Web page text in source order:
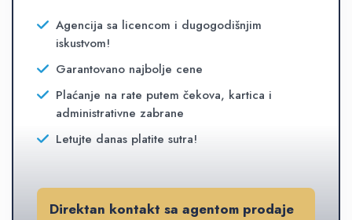
Agencija sa licencom i dugogodišnjim
iskustvom!
Garantovano najbolje cene
Plaćanje na rate putem čekova, kartica i
administrativne zabrane
Letujte danas platite sutra!
Direktan kontakt sa agentom prodaje